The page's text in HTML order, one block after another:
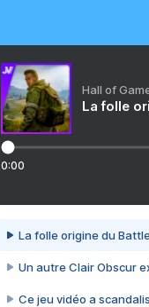
Hall of
La folle
0:00
La folle origine du
Un autre Clair Obscur
Ce jeu vidéo a